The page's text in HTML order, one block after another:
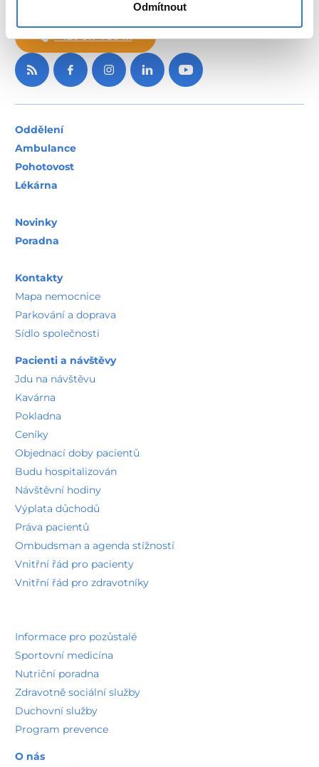
Odmítnout
+420 317 756 111
Oddělení
Ambulance
Pohotovost
Lékárna
Novinky
Poradna
Kontakty
Mapa nemocnice
Parkování a doprava
Sídlo společnosti
Pacienti a návštěvy
Jdu na návštěvu
Kavárna
Pokladna
Ceníky
Objednací doby pacientů
Budu hospitalizován
Návštěvní hodiny
Výplata důchodů
Práva pacientů
Ombudsman a agenda stížností
Vnitřní řád pro pacienty
Vnitřní řád pro zdravotníky
Informace pro pozůstalé
Sportovní medicína
Nutriční poradna
Zdravotně sociální služby
Duchovní služby
Program prevence
O nás